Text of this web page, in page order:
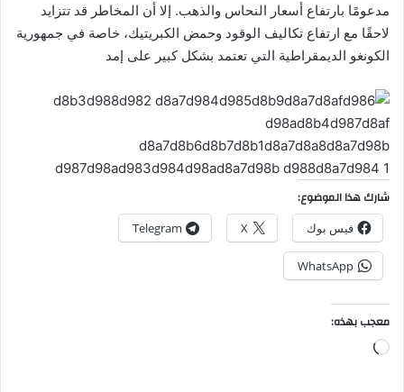
مدعومًا بارتفاع أسعار النحاس والذهب. إلا أن المخاطر قد تتزايد
لاحقًا مع ارتفاع تكاليف الوقود وحمض الكبريتيك، خاصة في جمهورية
الكونغو الديمقراطية التي تعتمد بشكل كبير على إمد
شارك هذا الموضوع:
فيس بوك X
Telegram
WhatsApp
معجب بهذه:
جاري